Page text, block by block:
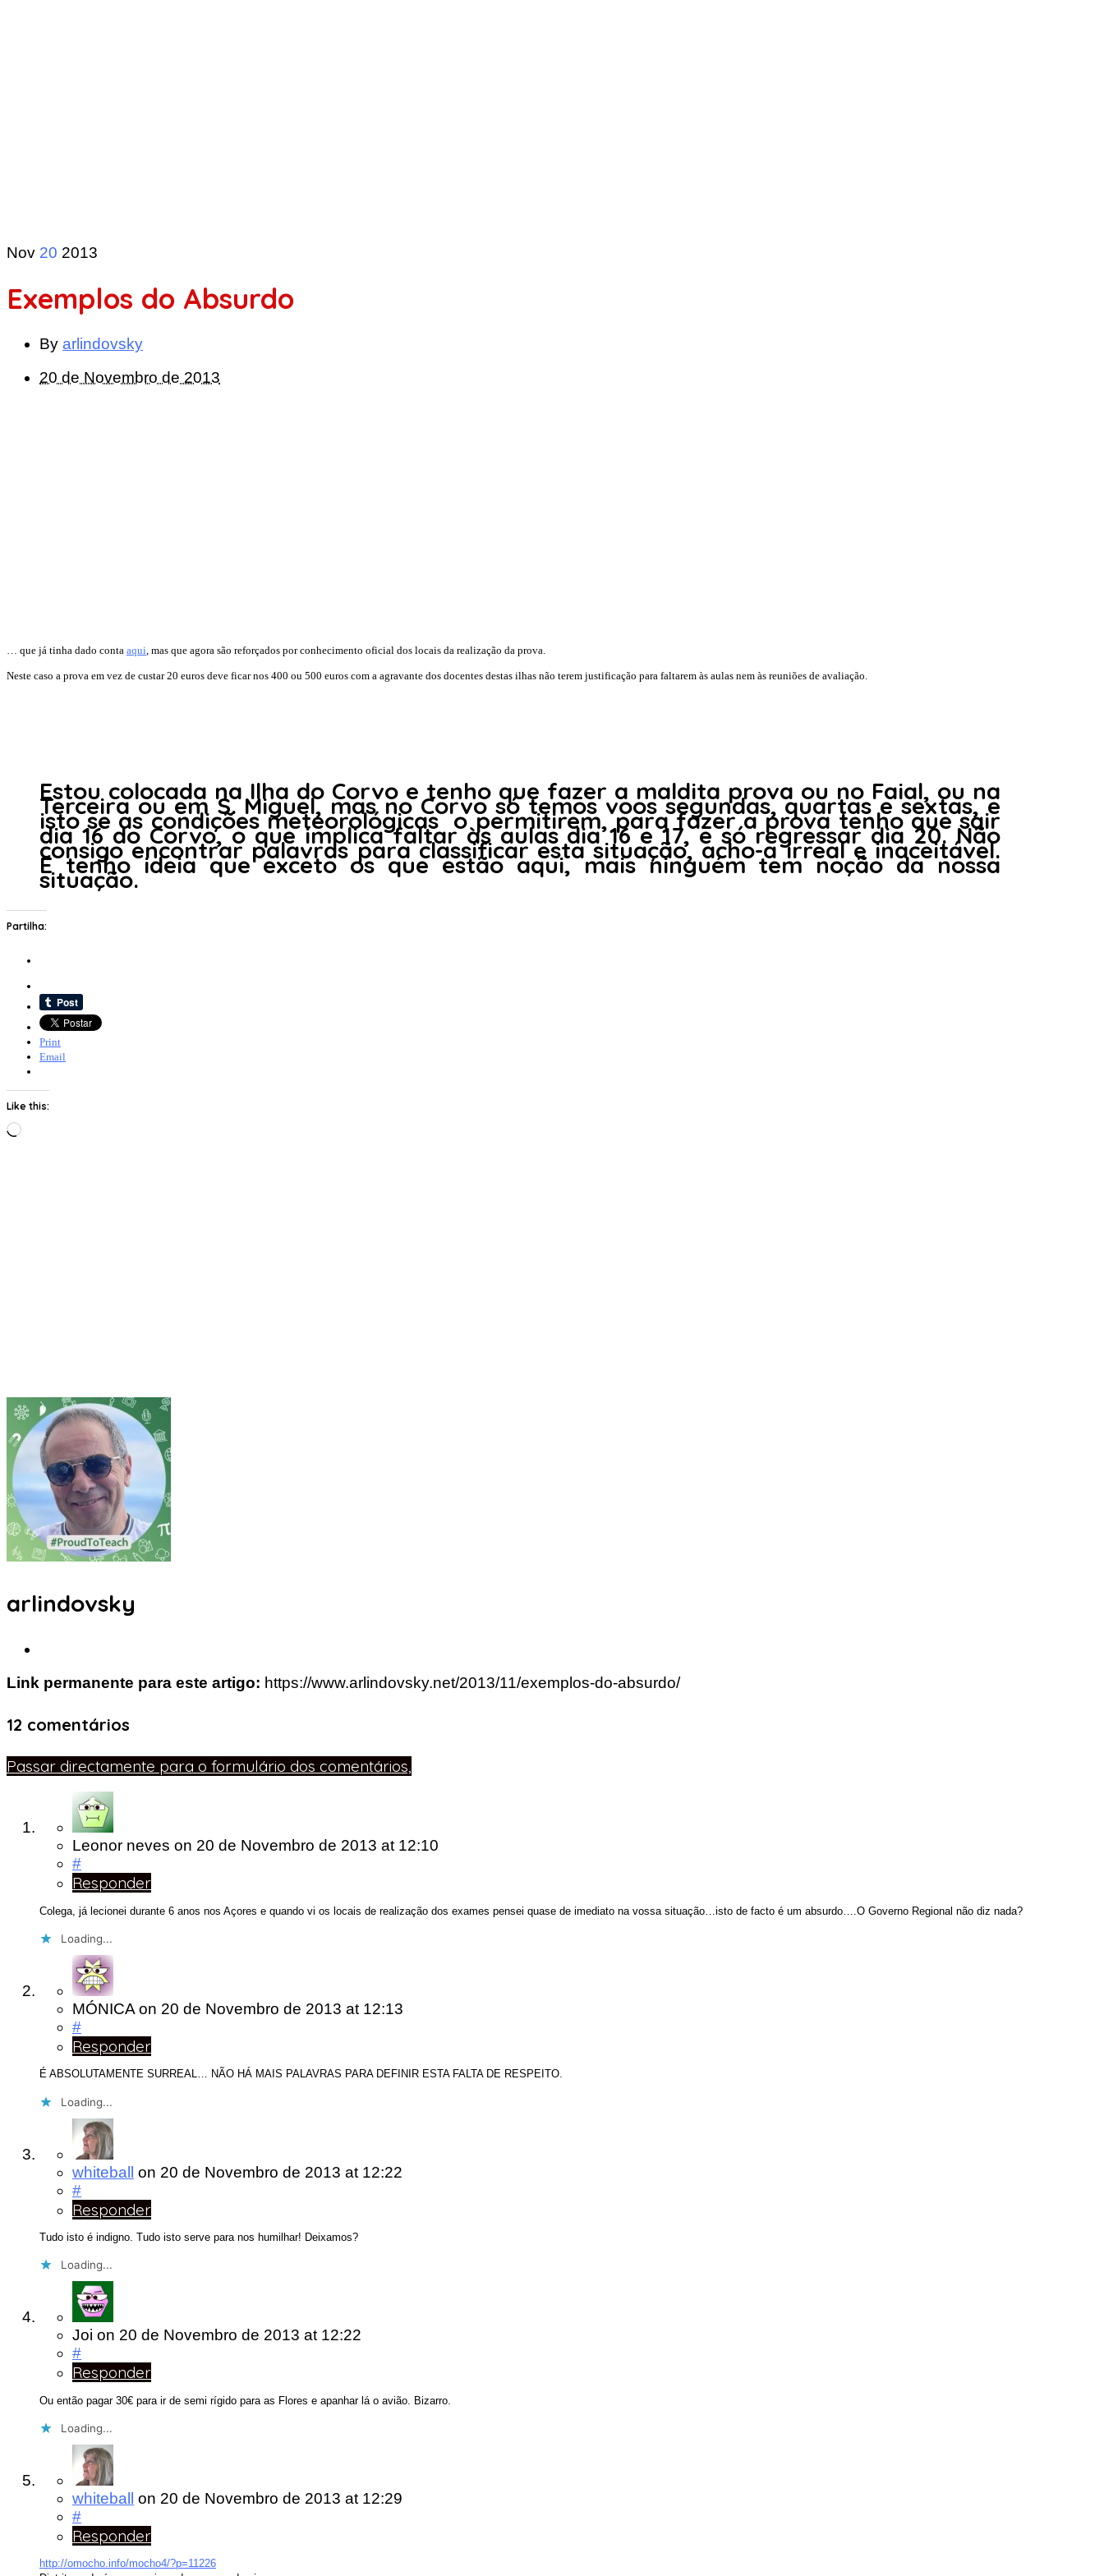
Nov 20 2013
Exemplos do Absurdo
By arlindovsky
20 de Novembro de 2013
… que já tinha dado conta aqui , mas que agora são reforçados por conhecimento oficial dos locais da realização da prova.
Neste caso a prova em vez de custar 20 euros deve ficar nos 400 ou 500 euros com a agravante dos docentes destas ilhas não terem justificação para faltarem às aulas nem às reuniões de avaliação.
Estou colocada na Ilha do Corvo e tenho que fazer a maldita prova ou no Faial, ou na
Terceira ou em S. Miguel, mas no Corvo só temos voossegundas, quartas e sextas, e
isto se as condições meteorológicas o permitirem, para fazer a prova tenho que sair
dia 16 do Corvo, o que implica faltar às aulas dia 16 e 17, e só regressar dia 20. Não
consigo encontrar palavras para classificar esta situação, acho-a irreal e inaceitável.
E tenho ideia que exceto os que estão aqui, mais ninguém tem noção da nossa
situação.
Partilha:
Print
Email
Like this:
Loading…
arlindovsky
Link permanente para este artigo: https://www.arlindovsky.net/2013/11/exemplos-do-absurdo/
12 comentários
Passar directamente para o formulário dos comentários,
Leonor neves on 20 de Novembro de 2013 at 12:10
#
Responder
Colega, já lecionei durante 6 anos nos Açores e quando vi os locais de realização dos exames pensei quase de imediato na vossa situação…isto de facto é um absurdo….O Governo Regional não diz nada?
Loading...
MÓNICA on 20 de Novembro de 2013 at 12:13
#
Responder
É ABSOLUTAMENTE SURREAL… NÃO HÁ MAIS PALAVRAS PARA DEFINIR ESTA FALTA DE RESPEITO.
Loading...
whiteball on 20 de Novembro de 2013 at 12:22
#
Responder
Tudo isto é indigno. Tudo isto serve para nos humilhar! Deixamos?
Loading...
Joi on 20 de Novembro de 2013 at 12:22
#
Responder
Ou então pagar 30€ para ir de semi rígido para as Flores e apanhar lá o avião. Bizarro.
Loading...
whiteball on 20 de Novembro de 2013 at 12:29
#
Responder
http://omocho.info/mocho4/?p=11226